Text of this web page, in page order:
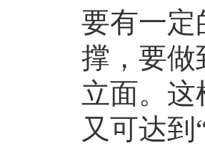
要有一定
撑，要做
立面。这
又可达到